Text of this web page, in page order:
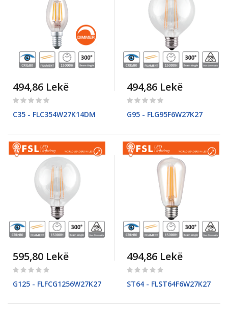
494,86 Lekë
Rating:
C35 - FLC354W27K14DM
494,86 Lekë
Rating:
G95 - FLG95F6W27K27
595,80 Lekë
Rating:
G125 - FLFCG1256W27K27
494,86 Lekë
Rating:
ST64 - FLST64F6W27K27